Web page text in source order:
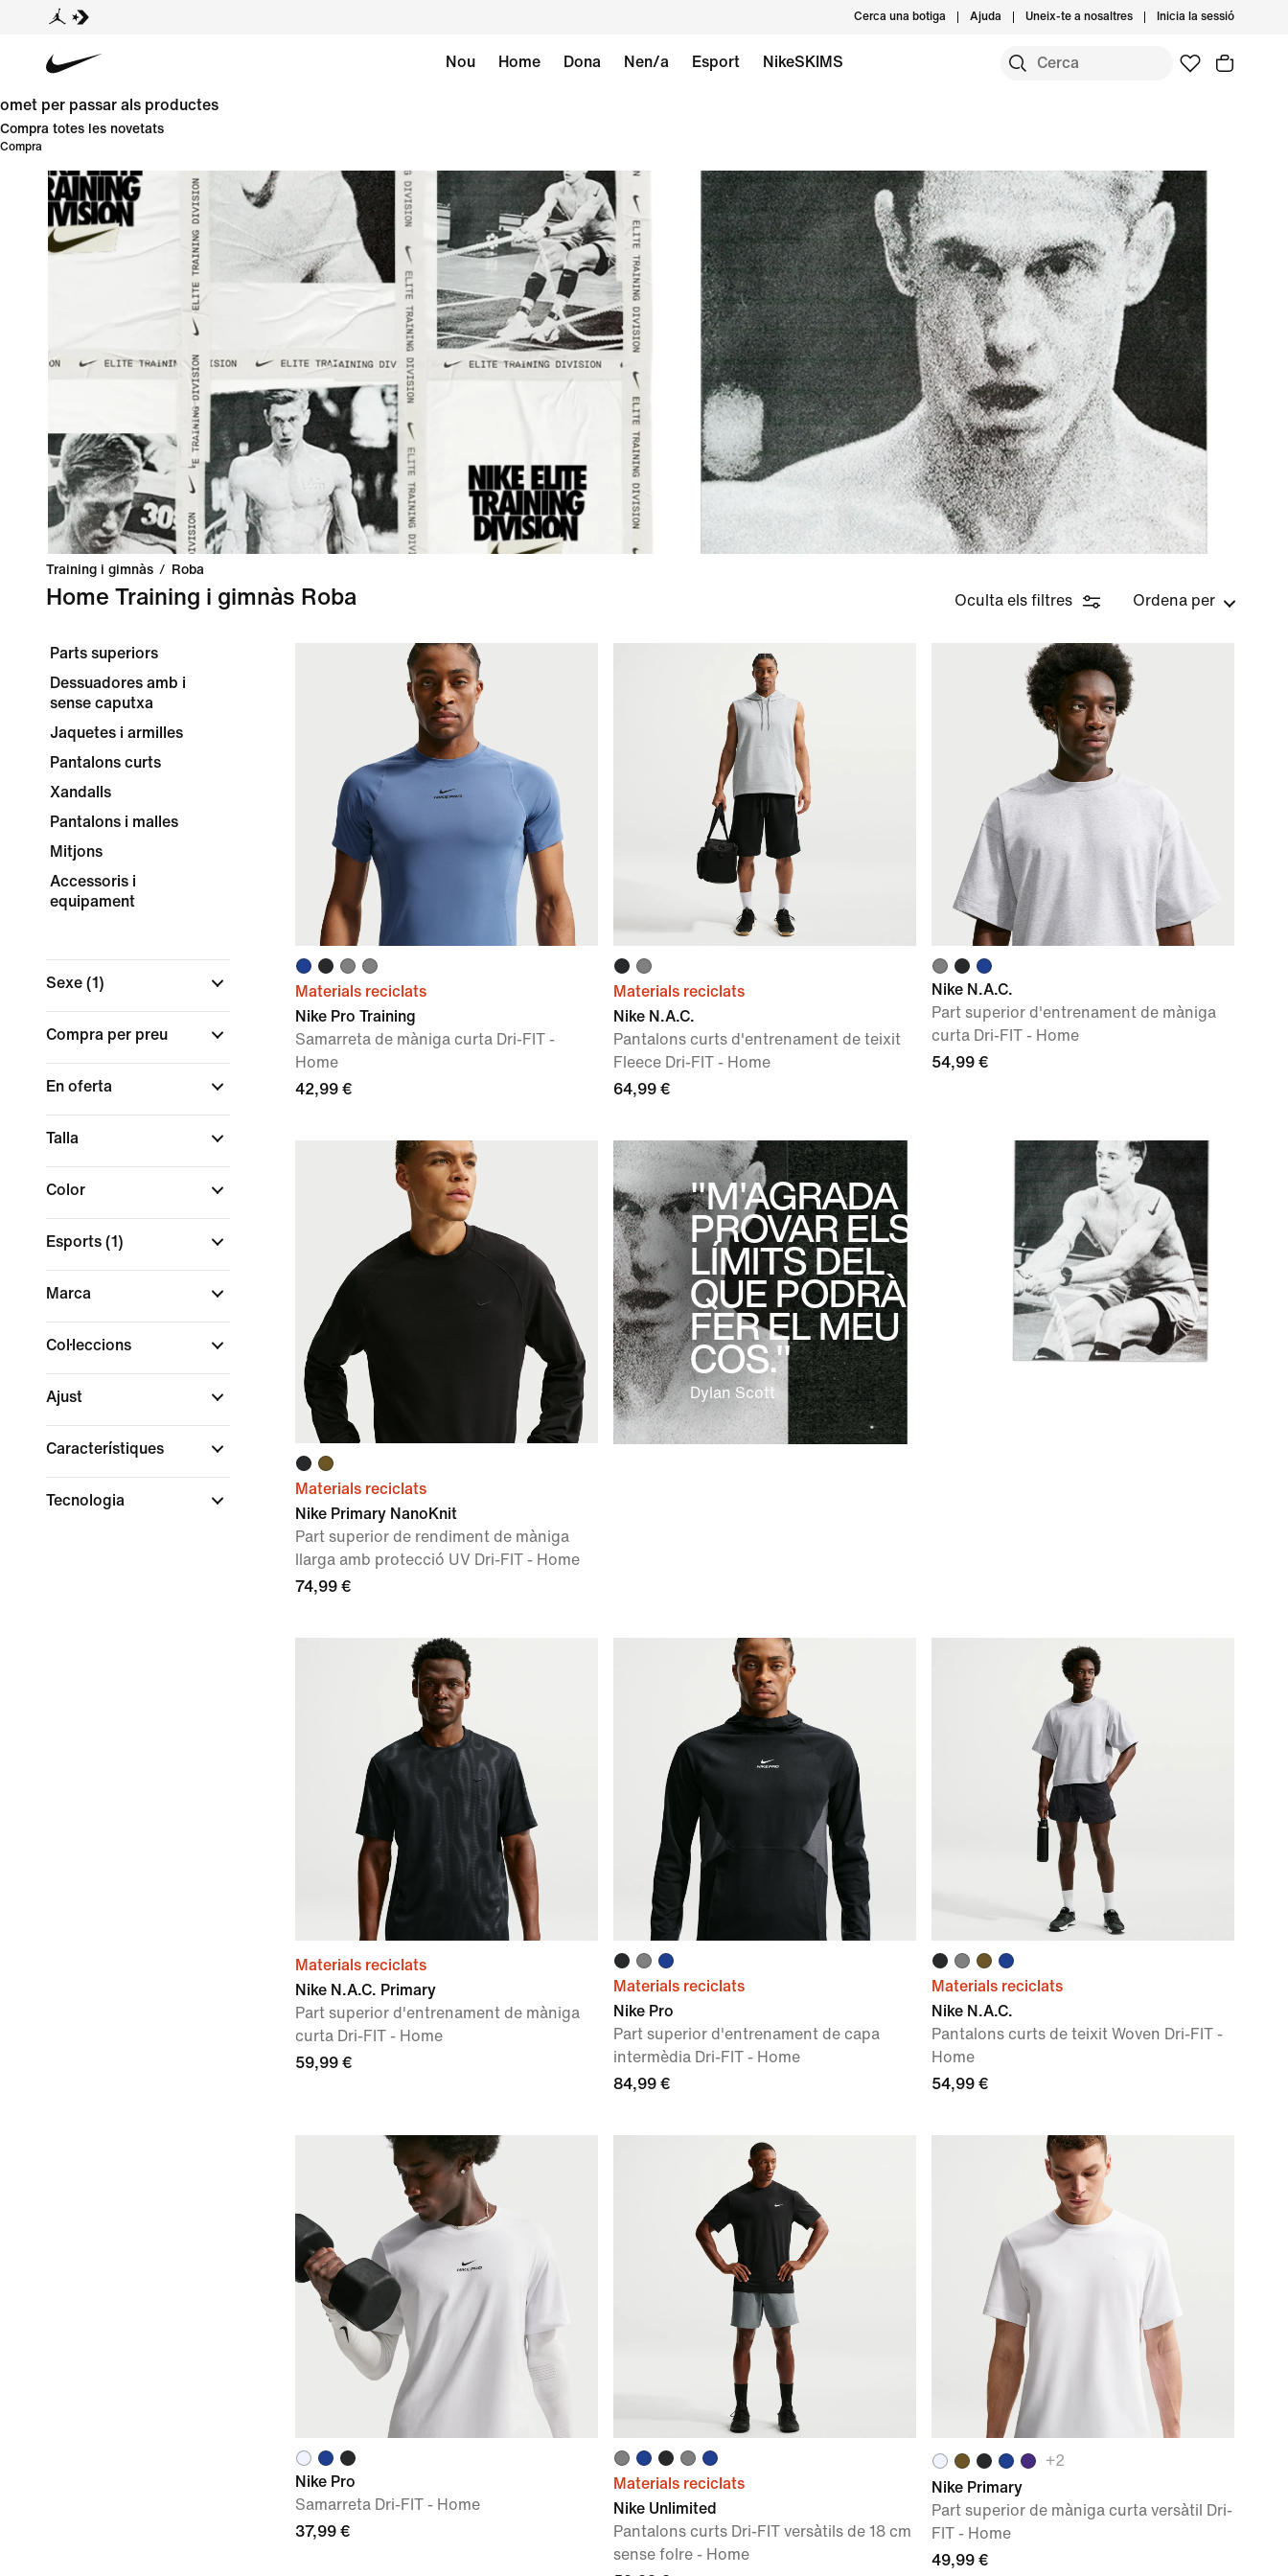
Cerca una botiga Ajuda Uneix-te a nosaltres Inicia la sessió
Nou Home Dona Nen/a Esport NikeSKIMS
omet per passar als productes
Compra totes les novetats
Compra
Training i gimnàs / Roba
Home Training i gimnàs Roba Oculta els filtres Ordena per
Parts superiors
Dessuadores amb i
sense caputxa
Jaquetes i armilles
Pantalons curts
Xandalls
Pantalons i malles
Mitjons
Accessoris i
equipament
Sexe (1)
Compra per preu
En oferta
Talla
Color
Esports (1)
Marca
Col·leccions
Ajust
Característiques
Tecnologia
Materials reciclats
Nike Pro Training
Samarreta de màniga curta Dri-FIT -
Home
42,99 €
Materials reciclats
Nike N.A.C.
Pantalons curts d'entrenament de teixit
Fleece Dri-FIT - Home
64,99 €
Nike N.A.C.
Part superior d'entrenament de màniga
curta Dri-FIT - Home
54,99 €
Materials reciclats
Nike Primary NanoKnit
Part superior de rendiment de màniga
llarga amb protecció UV Dri-FIT - Home
74,99 €
"M'AGRADA
PROVAR ELS
LÍMITS DEL
QUE PODRÀ
FER EL MEU
COS."
Dylan Scott
Materials reciclats
Nike N.A.C. Primary
Part superior d'entrenament de màniga
curta Dri-FIT - Home
59,99 €
Materials reciclats
Nike Pro
Part superior d'entrenament de capa
intermèdia Dri-FIT - Home
84,99 €
Materials reciclats
Nike N.A.C.
Pantalons curts de teixit Woven Dri-FIT -
Home
54,99 €
Nike Pro
Samarreta Dri-FIT - Home
37,99 €
Materials reciclats
Nike Unlimited
Pantalons curts Dri-FIT versàtils de 18 cm
sense folre - Home
+2
Nike Primary
Part superior de màniga curta versàtil Dri-
FIT - Home
49,99 €